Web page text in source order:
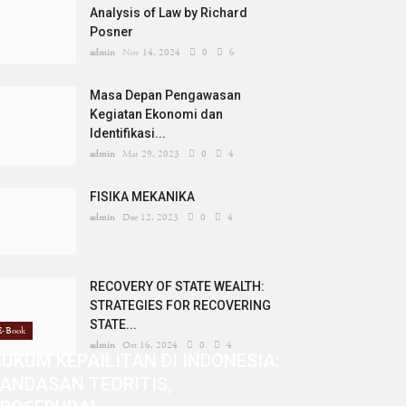
Analysis of Law by Richard
Posner
admin Nov 14, 2024 0 6
Masa Depan Pengawasan
Kegiatan Ekonomi dan
Identifikasi...
admin Mar 29, 2023 0 4
FISIKA MEKANIKA
admin Dec 12, 2023 0 4
RECOVERY OF STATE WEALTH:
STRATEGIES FOR RECOVERING
STATE...
admin Oct 16, 2024 0 4
Book